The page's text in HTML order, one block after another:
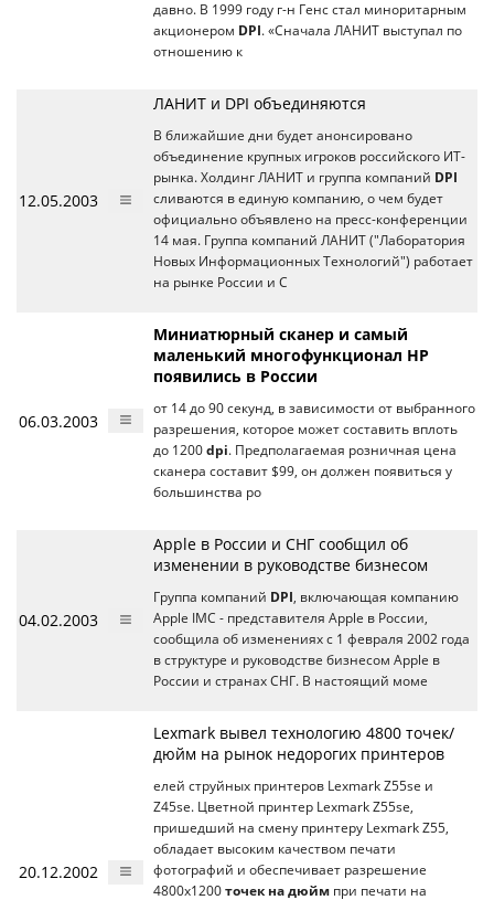
давно. В 1999 году г-н Генс стал миноритарным
акционером DPI. «Сначала ЛАНИТ выступал по
отношению к
12.05.2003
ЛАНИТ и DPI объединяются
В ближайшие дни будет анонсировано
объединение крупных игроков российского ИТ-
рынка. Холдинг ЛАНИТ и группа компаний DPI
сливаются в единую компанию, о чем будет
официально объявлено на пресс-конференции
14 мая. Группа компаний ЛАНИТ ("Лаборатория
Новых Информационных Технологий") работает
на рынке России и С
06.03.2003
Миниатюрный сканер и самый
маленький многофункционал НР
появились в России
от 14 до 90 секунд, в зависимости от выбранного
разрешения, которое может составить вплоть
до 1200 dpi. Предполагаемая розничная цена
сканера составит $99, он должен появиться у
большинства ро
04.02.2003
Apple в России и СНГ сообщил об
изменении в руководстве бизнесом
Группа компаний DPI, включающая компанию
Apple IMC - представителя Apple в России,
сообщила об изменениях с 1 февраля 2002 года
в структуре и руководстве бизнесом Apple в
России и странах СНГ. В настоящий моме
20.12.2002
Lexmark вывел технологию 4800 точек/
дюйм на рынок недорогих принтеров
елей струйных принтеров Lexmark Z55se и
Z45se. Цветной принтер Lexmark Z55se,
пришедший на смену принтеру Lexmark Z55,
обладает высоким качеством печати
фотографий и обеспечивает разрешение
4800x1200 точек на дюйм при печати на